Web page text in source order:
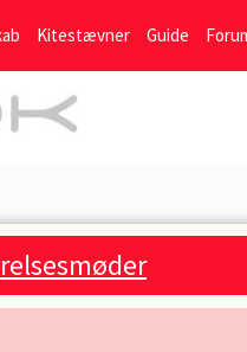
Kitestævner Guide